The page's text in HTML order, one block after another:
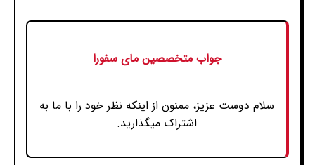
جواب متخصصین مای سفورا
سلام دوست عزیز، ممنون از اینکه نظر خود را با ما به
اشتراک میگذارید.